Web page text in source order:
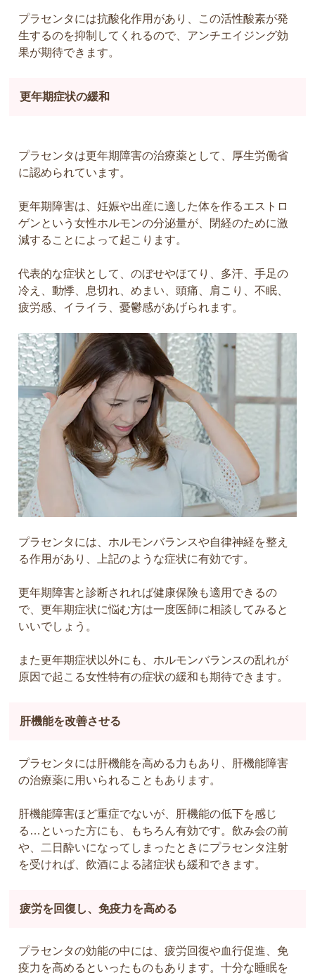
プラセンタには抗酸化作用があり、この活性酸素が発
生するのを抑制してくれるので、アンチエイジング効
果が期待できます。
更年期症状の緩和
プラセンタは更年期障害の治療薬として、厚生労働省
に認められています。
更年期障害は、妊娠や出産に適した体を作るエストロ
ゲンという女性ホルモンの分泌量が、閉経のために激
減することによって起こります。
代表的な症状として、のぼせやほてり、多汗、手足の
冷え、動悸、息切れ、めまい、頭痛、肩こり、不眠、
疲労感、イライラ、憂鬱感があげられます。
プラセンタには、ホルモンバランスや自律神経を整え
る作用があり、上記のような症状に有効です。
更年期障害と診断されれば健康保険も適用できるの
で、更年期症状に悩む方は一度医師に相談してみると
いいでしょう。
また更年期症状以外にも、ホルモンバランスの乱れが
原因で起こる女性特有の症状の緩和も期待できます。
肝機能を改善させる
プラセンタには肝機能を高める力もあり、肝機能障害
の治療薬に用いられることもあります。
肝機能障害ほど重症でないが、肝機能の低下を感じ
る…といった方にも、もちろん有効です。飲み会の前
や、二日酔いになってしまったときにプラセンタ注射
を受ければ、飲酒による諸症状も緩和できます。
疲労を回復し、免疫力を高める
プラセンタの効能の中には、疲労回復や血行促進、免
疫力を高めるといったものもあります。十分な睡眠を